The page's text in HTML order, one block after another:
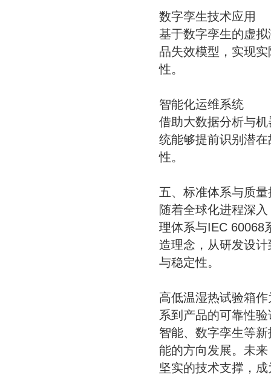
数字孪生技术应用
基于数字孪生的虚
品失效模型，实现
性。
智能化运维系统
借助大数据分析与
统能够提前识别潜
性。
五、标准体系与质量
随着全球化进程深
理体系与IEC 60068
造理念，从研发设
与稳定性。
高低温湿热试验箱
系到产品的可靠性
智能、数字孪生等
能的方向发展。未
坚实的技术支撑，